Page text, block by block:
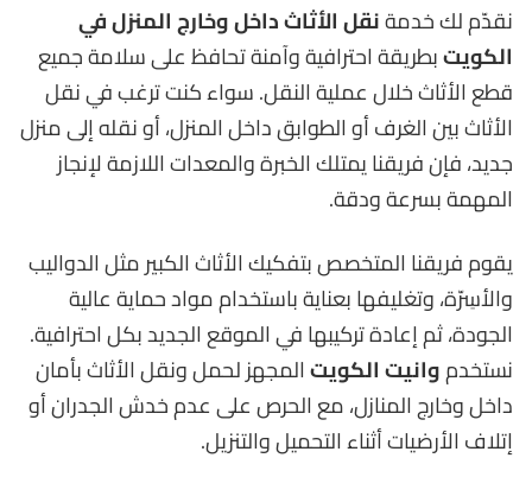
نقدّم لك خدمةنقل الأثاث داخل وخارج المنزل في
الكويتبطريقة احترافية وآمنة تحافظ على سلامة جميع
قطع الأثاث خلال عملية النقل. سواء كنت ترغب في نقل
الأثاث بين الغرف أو الطوابق داخل المنزل، أو نقله إلى منزل
جديد، فإن فريقنا يمتلك الخبرة والمعدات اللازمة لإنجاز
المهمة بسرعة ودقة.
يقوم فريقنا المتخصص بتفكيك الأثاث الكبير مثل الدواليب
والأسِرّة، وتغليفها بعناية باستخدام مواد حماية عالية
الجودة، ثم إعادة تركيبها في الموقع الجديد بكل احترافية.
نستخدموانيت الكويتالمجهز لحمل ونقل الأثاث بأمان
داخل وخارج المنازل، مع الحرص على عدم خدش الجدران أو
إتلاف الأرضيات أثناء التحميل والتنزيل.